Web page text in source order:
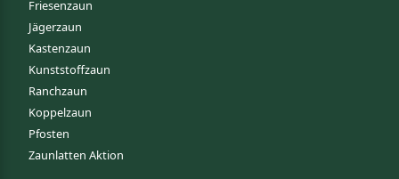
Friesenzaun
Jägerzaun
Kastenzaun
Kunststoffzaun
Ranchzaun
Koppelzaun
Pfosten
Zaunlatten Aktion